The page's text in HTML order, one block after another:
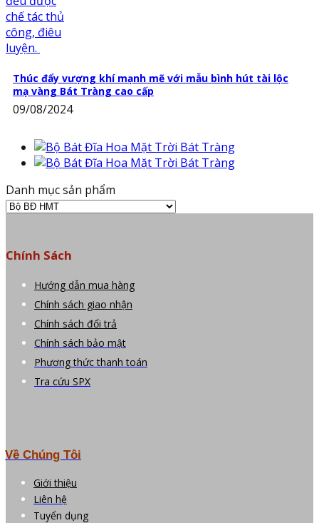
Thúc đẩy vượng khí mạnh mẽ với mẫu bình hút tài lộc
mạ vàng Bát Tràng cao cấp
09/08/2024
Danh mục sản phẩm
Chính Sách
Hướng dẫn mua hàng
Chính sách giao nhận
Chính sách đổi trả
Chính sách bảo mật
Phương thức thanh toán
Tra cứu SPX
Về Chúng Tôi
Giới thiệu
Liên hệ
Tuyển dụng